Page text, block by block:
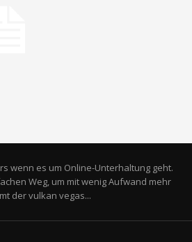
wenn es um Online-Unterhaltung geht.
Weg, um mit wenig Aufwand mehr
der vulkan vegas...